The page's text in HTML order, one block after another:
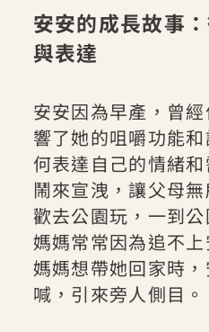
安安的成長故事
與表達
安安因為早產，曾
響了她的咀嚼功能
何表達自己的情緒
鬧來宣洩，讓父母
歡去公園玩，一到
媽媽常常因為追不
媽媽想帶她回家時
喊，引來旁人側目。